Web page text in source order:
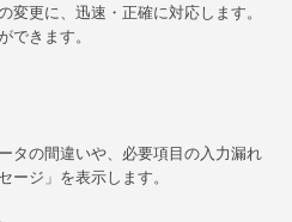
変更に、迅速・正確に対応します。
できます。
タの間違いや、必要項目の入力漏れ
ージ」を表示します。